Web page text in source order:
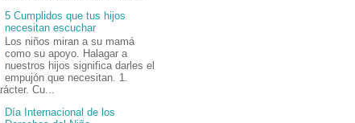
5 Cumplidos que tus hijos
necesitan escuchar
Los niños miran a su mamá
como su apoyo. Halagar a
nuestros hijos significa darles el
empujón que necesitan. 1.
Cu...
Día Internacional de los